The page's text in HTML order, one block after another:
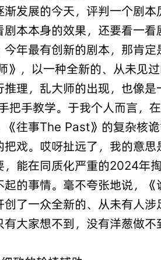
渐发展的今天，评判一个剧本
剧本本身的效果，还要看一看
今年最有创新的剧本，那肯定
》，以一种全新的、从未见
推理，乱大师的出现，也像是
把手教学。于我个人而言，
《往事The Past》的复杂核
把戏。哎呀扯远了，我的意思
，能在同质化严重的2024年
起的事情。毫不夸张地说，《
创了一众全新的、从未有人涉
大家想不到，没有洋葱做不